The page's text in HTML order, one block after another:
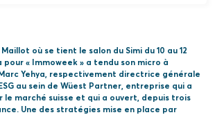
où se tient le salon du Simi du 10 au 12
pour « Immoweek » a tendu son micro à
Yehya, respectivement directrice générale
au sein de Wüest Partner, entreprise qui a
le marché suisse et qui a ouvert, depuis trois
Une des stratégies mise en place par